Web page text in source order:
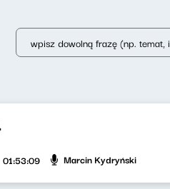
01:53:09 Marcin Kydryński